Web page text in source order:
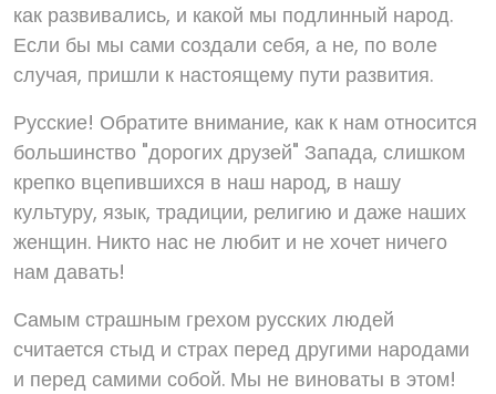
как развивались, и какой мы подлинный народ.
Если бы мы сами создали себя, а не, по воле
случая, пришли к настоящему пути развития.
Русские! Обратите внимание, как к нам относится
большинство "дорогих друзей" Запада, слишком
крепко вцепившихся в наш народ, в нашу
культуру, язык, традиции, религию и даже наших
женщин. Никто нас не любит и не хочет ничего
нам давать!
Самым страшным грехом русских людей
считается стыд и страх перед другими народами
и перед самими собой. Мы не виноваты в этом!